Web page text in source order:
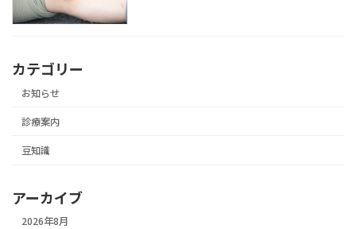
カテゴリー
お知らせ
診療案内
豆知識
アーカイブ
2026年8月